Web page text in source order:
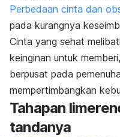
Perbedaan cinta dan
pada kurangnya
Cinta yang sehat
keinginan untuk
berpusat pada
mempertimbangkan
Tahapan
tandanya